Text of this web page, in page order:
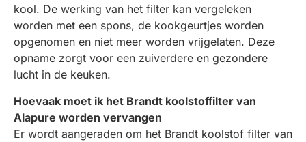
kool. De werking van het filter kan vergeleken
worden met een spons, de kookgeurtjes worden
opgenomen en niet meer worden vrijgelaten. Deze
opname zorgt voor een zuiverdere en gezondere
lucht in de keuken.
Hoevaak moet ik het Brandt koolstoffilter van
Alapure worden vervangen
Er wordt aangeraden om het Brandt koolstof filter van